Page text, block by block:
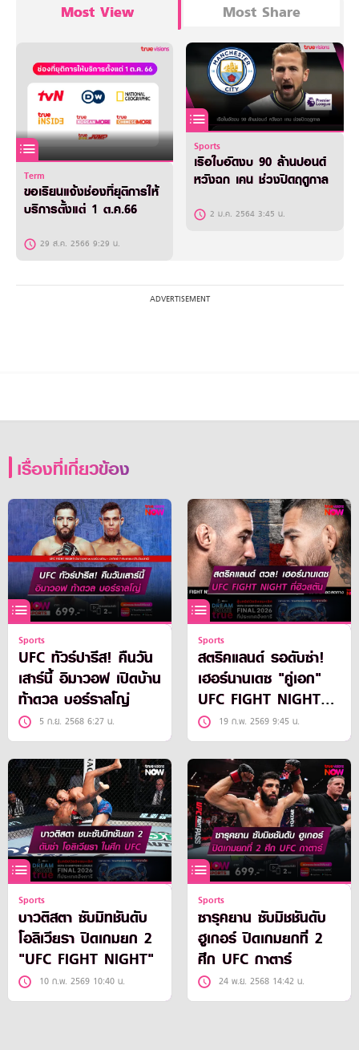
Most View Most Share
Term
ขอเรียนแจ้งช่องที่ยุติการให้
บริการตั้งแต่ 1 ต.ค.66
29 ส.ค. 2566 9:29 น.
Sports
เรือใบอัดงบ 90 ล้านปอนด์
หวังฉก เคน ช่วงปิดฤดูกาล
2 ม.ค. 2564 3:45 น.
เรื่องที่เกี่ยวข้อง
Sports
UFC ทัวร์ปารีส! คืนวัน
เสาร์นี้ อิมาวอฟ เปิดบ้าน
ท้าดวล บอร์ราลโญ่
5 ก.ย. 2568 6:27 น.
Sports
สตริคแลนด์ รอดับซ่า!
เฮอร์นานเดซ "คู่เอก"
UFC FIGHT NIGHT ที่
ฮิวสตัน19 ก.พ. 2569 9:45 น.
Sports
บาวติสตา ซับมิทชันดับ
โอลิเวียรา ปิดเกมยก 2
"UFC FIGHT NIGHT"
10 ก.พ. 2569 10:40 น.
Sports
ซารุคยาน ซับมิชชันดับ
ฮูเกอร์ ปิดเกมยกที่ 2
ศึก UFC กาตาร์
24 พ.ย. 2568 14:42 น.